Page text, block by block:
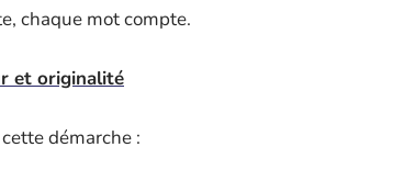
chaque mot compte.
et originalité
démarche :